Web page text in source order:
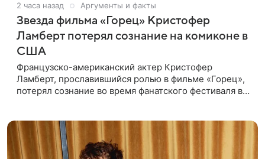
2 часа назад Аргументы и факты
Звезда фильма «Горец» Кристофер
Ламберт потерял сознание на комиконе в
США
Французско-американский актер Кристофер
Ламберт, прославившийся ролью в фильме «Горец»,
потерял сознание во время фанатского фестиваля в